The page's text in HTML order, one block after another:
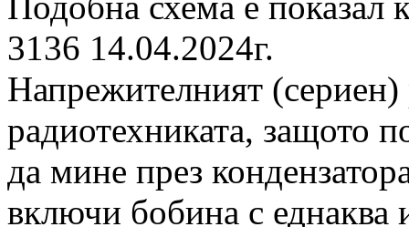
3136 14.04.2024г.
Напрежителният (сериен)
радиотехниката, защото
да мине през
включи бобина с еднаква